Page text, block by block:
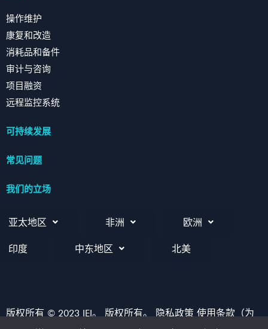
操作维护
康复和改造
消耗品和备件
审计与咨询
项目融资
远程监控系统
可持续发展
常见问题
我们的立场
亚太地区 非洲 欧洲
印度 中东地区 北美
版权所有 © 2023 IEI。 版权所有。 隐私政策 使用条款（为